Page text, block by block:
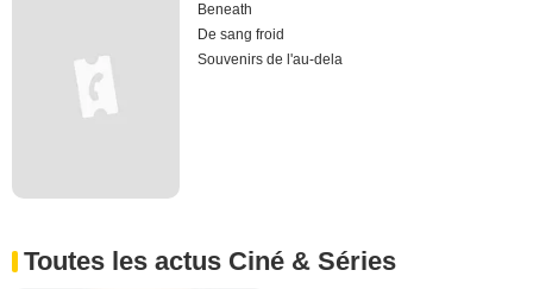
Beneath
De sang froid
Souvenirs de l'au-dela
Toutes les actus Ciné & Séries